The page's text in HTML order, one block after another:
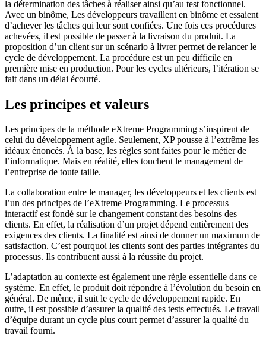
la détermination des tâches à réaliser ainsi qu’au test fonctionnel.
Avec un binôme, Les développeurs travaillent en binôme et essaient
d’achever les tâches qui leur sont confiées. Une fois ces procédures
achevées, il est possible de passer à la livraison du produit. La
proposition d’un client sur un scénario à livrer permet de relancer le
cycle de développement. La procédure est un peu difficile en
première mise en production. Pour les cycles ultérieurs, l’itération se
fait dans un délai écourté.
Les principes et valeurs
Les principes de la méthode eXtreme Programming s’inspirent de
celui du développement agile. Seulement, XP pousse à l’extrême les
idéaux énoncés. À la base, les règles sont faites pour le métier de
l’informatique. Mais en réalité, elles touchent le management de
l’entreprise de toute taille.
La collaboration entre le manager, les développeurs et les clients est
l’un des principes de l’eXtreme Programming. Le processus
interactif est fondé sur le changement constant des besoins des
clients. En effet, la réalisation d’un projet dépend entièrement des
exigences des clients. La finalité est ainsi de donner un maximum de
satisfaction. C’est pourquoi les clients sont des parties intégrantes du
processus. Ils contribuent aussi à la réussite du projet.
L’adaptation au contexte est également une règle essentielle dans ce
système. En effet, le produit doit répondre à l’évolution du besoin en
général. De même, il suit le cycle de développement rapide. En
outre, il est possible d’assurer la qualité des tests effectués. Le travail
d’équipe durant un cycle plus court permet d’assurer la qualité du
travail fourni.